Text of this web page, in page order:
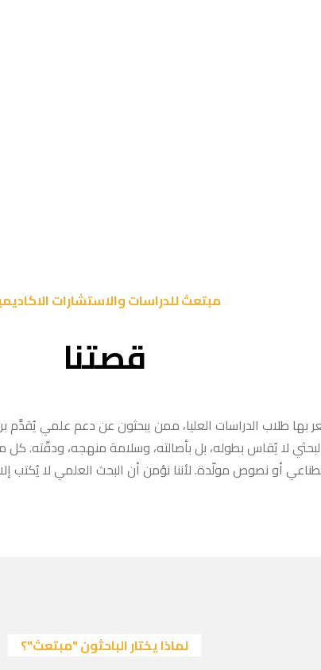
مبتعث للدراسات والاستشارات
قصتنا
طلاب الدراسات العليا، ممن يبحثون عن دعم علمي
لا يُقاس بطوله، بل بأصالته، وسلامة منهجه،
أو نصوص مولّدة. لأننا نؤمن أن البحث العلمي لا يُكتب
لماذا يختار الباحثون "مبتعث"؟